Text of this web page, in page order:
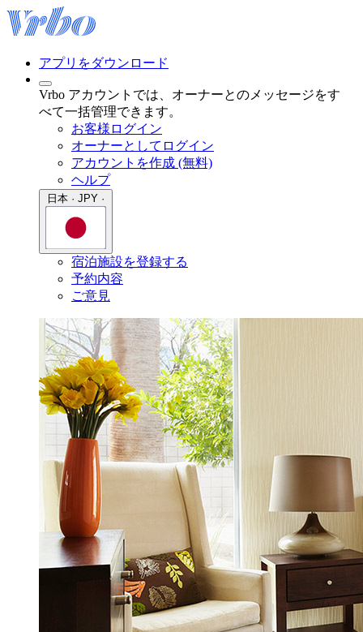
アプリをダウンロード
Vrbo アカウントでは、オーナーとのメッセージをす
べて一括管理できます。
お客様ログイン
オーナーとしてログイン
アカウントを作成 (無料)
ヘルプ
宿泊施設を登録する
予約内容
ご意見